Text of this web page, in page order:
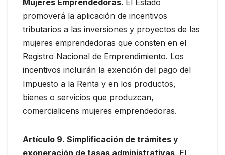
promoverá la aplicación de incentivos
tributarios a las inversiones y proyectos de las
mujeres emprendedoras que consten en el
Registro Nacional de Emprendimiento. Los
incentivos incluirán la exención del pago del
Impuesto a la Renta y en los productos,
bienes o servicios que produzcan,
comercialicens mujeres emprendedoras.
Artículo 9. Simplificación de trámites y
exoneración de tasas administrativas. El